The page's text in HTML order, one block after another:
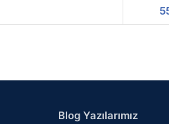
Blog Yazılarımız